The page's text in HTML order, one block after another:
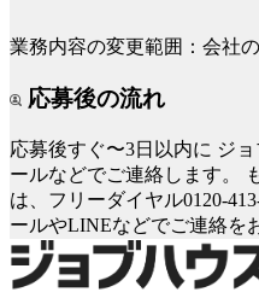
業務内容の変更範囲：会社
応募後の流れ
応募後すぐ〜3日以内に ジ
ールなどでご連絡します。
は、フリーダイヤル0120-
ールやLINEなどでご連絡を